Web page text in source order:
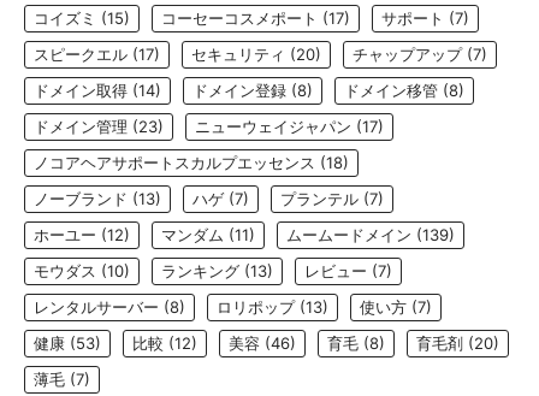
コイズミ (15) コーセーコスメポート (17) サポート (7)
スピークエル (17) セキュリティ (20) チャップアップ(7)
ドメイン取得 (14) ドメイン登録 (8) ドメイン移管 (8)
ドメイン管理 (23) ニューウェイジャパン (17)
ノコアヘアサポートスカルプエッセンス (18)
ノーブランド (13) ハゲ (7) プランテル (7)
ホーユー (12) マンダム (11) ムームードメイン (139)
モウダス (10) ランキング (13) レビュー (7)
レンタルサーバー (8) ロリポップ(13) 使い方 (7)
健康 (53) 比較 (12) 美容 (46) 育毛 (8) 育毛剤 (20)
薄毛 (7)